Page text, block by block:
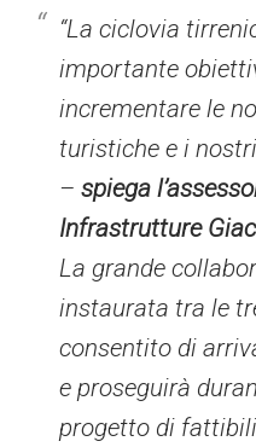
“La ciclovia
importante
incrementare le
turistiche e i
–spiega
Infrastrutture
La grande
instaurata tra le
consentito di
e proseguirà
progetto di